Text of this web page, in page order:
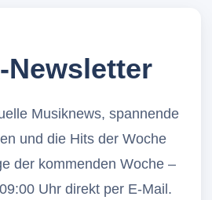
Newsletter
Musiknews, spannende
und die Hits der Woche
der kommenden Woche –
Uhr direkt per E-Mail.